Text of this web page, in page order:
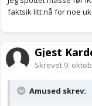
faktsik litt nå for noe
Gjest
Skrevet 9.
Amused skrev: